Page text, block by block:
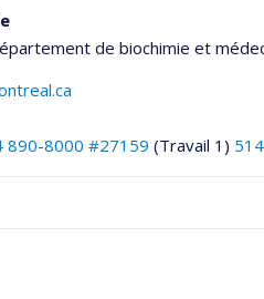
de biochimie et
890-8000 #27159 (Travail 1)